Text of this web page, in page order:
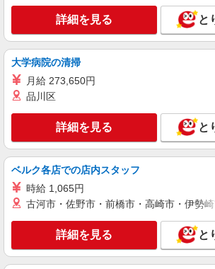
キープ 詳
アルバイト パート
株式会社東洋食品/甲府市
時給1,060円〜 試用期間
し
山梨県甲府市塩部の小学
部1-4-1）
キープ
アルバイト パート
株式会社東洋食品/甲府市
学校給食の調理補助・洗浄
時給1,060円〜 試用期間
し
詳細を見る と
大学病院の清掃
月給 273,650円
品川区
詳細を見る と
ベルク各店での店内スタッフ
時給 1,065円
古河市・佐野市・前橋市・高崎市・伊勢
詳細を見る と